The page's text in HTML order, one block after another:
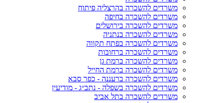
משרדים להשכרה בהרצליה פיתוח
משרדים להשכרה בחיפה
משרדים להשכרה בירושלים
משרדים להשכרה בנתניה
משרדים להשכרה בפתח תקווה
משרדים להשכרה ברחובות
משרדים להשכרה ברמת גן
משרדים להשכרה ברמת החייל
משרדים להשכרה ברעננה - כפר סבא
משרדים להשכרה בשפלה - נתב״ג - מודיעין
משרדים להשכרה בתל אביב